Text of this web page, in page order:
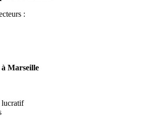
:
à Marseille
lucratif